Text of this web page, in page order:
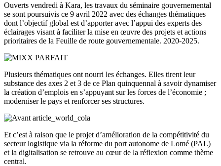
Ouverts vendredi à Kara, les travaux du séminaire gouvernemental
se sont poursuivis ce 9 avril 2022 avec des échanges thématiques
dont l’objectif global est d’apporter avec l’appui des experts des
éclairages visant à faciliter la mise en œuvre des projets et actions
prioritaires de la Feuille de route gouvernementale. 2020-2025.
Plusieurs thématiques ont nourri les échanges. Elles tirent leur
substance des axes 2 et 3 de ce Plan quinquennal à savoir dynamiser
la création d’emplois en s’appuyant sur les forces de l’économie ;
moderniser le pays et renforcer ses structures.
Et c’est à raison que le projet d’amélioration de la compétitivité du
secteur logistique via la réforme du port autonome de Lomé (PAL)
et la digitalisation se retrouve au cœur de la réflexion comme thème
central.